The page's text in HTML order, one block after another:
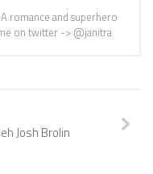
romance and superhero
on twitter -> @janitra
Josh Brolin